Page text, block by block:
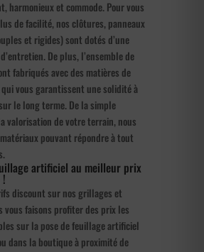
harmonieux et commode. Pour vous
de facilité, nos clôtures, panneaux
et rigides) sont dotés d’une
De plus, l’ensemble de
fabriqués avec des matières de
vous garantissent une solidité à
le long terme. De la simple
valorisation de votre terrain, nous
pouvant répondre à tout
artificiel au meilleur prix
!
discount sur nos grillages et
vous faisons profiter des prix les
sur la pose de feuillage artificiel
dans la boutique à proximité de